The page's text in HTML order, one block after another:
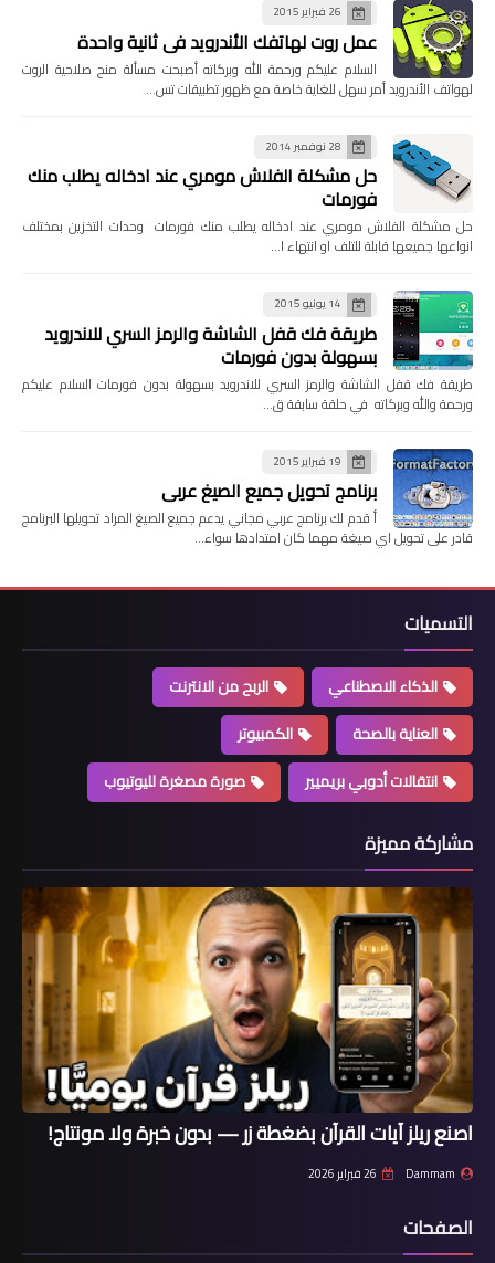
26 فبراير 2015
عمل روت لهاتفك الأندرويد في ثانية واحدة
السلام عليكم ورحمة الله وبركاته أصبحت مسألة منح صلاحية الروت
لهواتف الأندرويد أمر سهل للغاية خاصة مع ظهور تطبيقات تس…
28 نوفمبر 2014
حل مشكلة الفلاش مومري عند ادخاله يطلب منك
فورمات
حل مشكلة الفلاش مومري عند ادخاله يطلب منك فورمات وحدات التخزين بمختلف
انواعها جميعها قابلة للتلف او انتهاء ا…
14 يونيو 2015
طريقة فك قفل الشاشة والرمز السري للاندرويد
بسهولة بدون فورمات
طريقة فك قفل الشاشة والرمز السري للاندرويد بسهولة بدون فورمات السلام عليكم
ورحمة والله وبركاته في حلقة سابقة ق…
19 فبراير 2015
برنامج تحويل جميع الصيغ عربي
أ قدم لك برنامج عربي مجاني يدعم جميع الصيغ المراد تحويلها البرنامج
قادر على تحويل اي صيغة مهما كان امتدادها سواء…
التسميات
الذكاء الاصطناعي
الربح من الانترنت
العناية بالصحة
الكمبيوتر
انتقالات أدوبي بريميير
صورة مصغرة لليوتيوب
مشاركة مميزة
اصنع ريلز آيات القرآن بضغطة زر — بدون خبرة ولا مونتاج!
Dammam 26 فبراير 2026
الصفحات